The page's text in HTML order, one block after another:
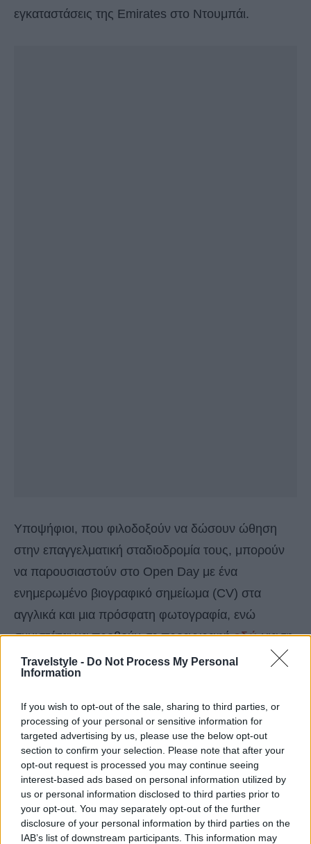
Travelstyle - Do Not Process My Personal
Information
If you wish to opt-out of the sale, sharing to third parties, or
processing of your personal or sensitive information for
targeted advertising by us, please use the below opt-out
section to confirm your selection. Please note that after your
opt-out request is processed you may continue seeing
interest-based ads based on personal information utilized by
us or personal information disclosed to third parties prior to
your opt-out. You may separately opt-out of the further
disclosure of your personal information by third parties on the
IAB’s list of downstream participants. This information may
εγκαταστάσεις της Emirates στο Ντουμπάι.
Υποψήφιοι, που φιλοδοξούν να δώσουν ώθηση
στην επαγγελματική σταδιοδρομία τους, μπορούν
να παρουσιαστούν στο Open Day με ένα
ενημερωμένο βιογραφικό σημείωμα (CV) στα
αγγλικά και μια πρόσφατη φωτογραφία, ενώ
συνιστάται να προβούν σε προεγγραφήεδώγια τη
διευκόλυνση της διαδικασίας. Όσοι δεν έχουν
υποβάλει ηλεκτρονική αίτηση μπορούν
παρουσιαστούν στο Ξενοδοχείο Divani Caravel
στην Αθήνα καθώς και στο
Ξενοδοχείο Monasty στη Θεσσαλονίκη.
Περισσότερες πληροφορίες σχετικά με τις
απαιτήσεις για τη διαδικασία επιλογής είναι
διαθέσιμες στη διεύθυνση emirates.com/careers.
Οι υποψήφιοι θα πρέπει να είναι προετοιμασμένοι